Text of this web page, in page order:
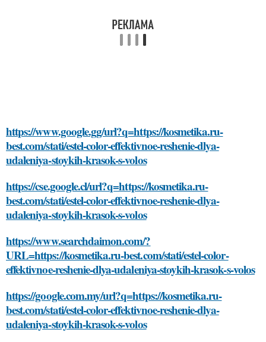
https://www.google.gg/url?q=https://kosmetika.ru-
best.com/stati/estel-color-effektivnoe-reshenie-dlya-
udaleniya-stoykih-krasok-s-volos
https://cse.google.cl/url?q=https://kosmetika.ru-
best.com/stati/estel-color-effektivnoe-reshenie-dlya-
udaleniya-stoykih-krasok-s-volos
https://www.searchdaimon.com/?
URL=https://kosmetika.ru-best.com/stati/estel-color-
effektivnoe-reshenie-dlya-udaleniya-stoykih-krasok-s-volos
https://google.com.my/url?q=https://kosmetika.ru-
best.com/stati/estel-color-effektivnoe-reshenie-dlya-
udaleniya-stoykih-krasok-s-volos